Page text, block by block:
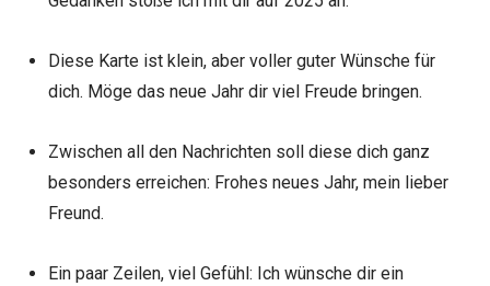
Diese Karte ist klein, aber voller guter Wünsche für
dich. Möge das neue Jahr dir viel Freude bringen.
Zwischen all den Nachrichten soll diese dich ganz
besonders erreichen: Frohes neues Jahr, mein lieber
Freund.
Ein paar Zeilen, viel Gefühl: Ich wünsche dir ein